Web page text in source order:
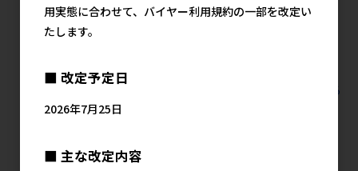
メーカー希望小売価格
メーカー希望小売価格
すべての犬用スナック その他 その他の人気商品を見る
用実態に合わせて、バイヤー利用規約の一部を改定い
たします。
■ 改定予定日
2026年7月25日
■ 主な改定内容